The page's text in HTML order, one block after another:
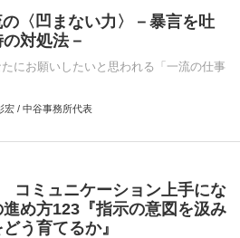
〈凹まない力〉－暴言を吐
対処法－
にお願いしたいと思われる「一流の仕事
宏 / 中谷事務所代表
コミュニケーション上手にな
進め方123『指示の意図を汲み
う育てるか』